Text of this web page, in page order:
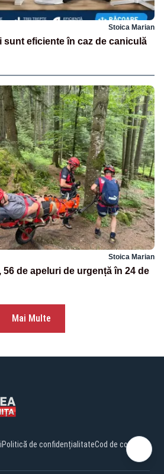
Stoica Marian
sunt eficiente în caz de caniculă
Stoica Marian
de apeluri de urgență în 24 de
Mai Multe
Politică de confidențialitateCod de conduită